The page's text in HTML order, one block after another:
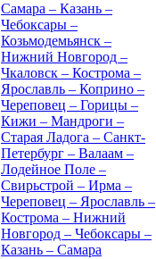
Самара – Казань –
Чебоксары –
Козьмодемьянск –
Нижний Новгород –
Чкаловск – Кострома –
Ярославль – Коприно –
Череповец – Горицы –
Кижи – Мандроги –
Старая Ладога – Санкт-
Петербург – Валаам –
Лодейное Поле –
Свирьстрой – Ирма –
Череповец – Ярославль –
Кострома – Нижний
Новгород – Чебоксары –
Казань – Самара